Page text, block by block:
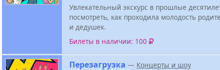
Увлекательный экскурс в прошлые
посмотреть, как проходила молодость
и дедушек.
Билеты в наличии: 100
Перезагрузка — Концерты и шоу